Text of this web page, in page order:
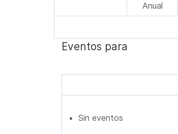
Anual
Eventos para
Sin eventos